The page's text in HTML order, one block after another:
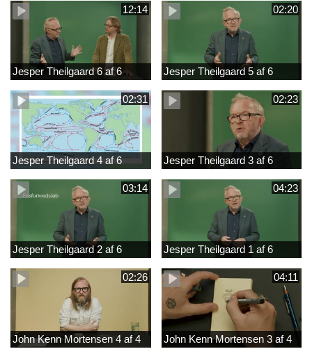
12:14
Jesper Theilgaard 6 af 6
02:20
Jesper Theilgaard 5 af 6
02:31
Jesper Theilgaard 4 af 6
02:23
Jesper Theilgaard 3 af 6
03:14
Jesper Theilgaard 2 af 6
04:23
Jesper Theilgaard 1 af 6
02:26
John Kenn Mortensen 4 af 4
04:11
John Kenn Mortensen 3 af 4